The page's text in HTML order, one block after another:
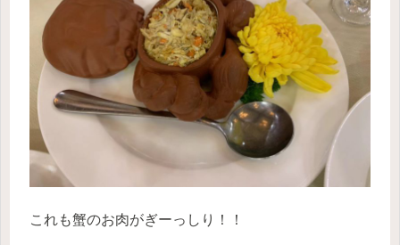
これも蟹のお肉がぎーっしり！！